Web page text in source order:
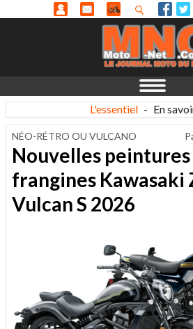
L'essentiel - En
NÉO-RÉTRO OU VULCANO
Nouvelles
frangines Kawasaki
Vulcan S 2026